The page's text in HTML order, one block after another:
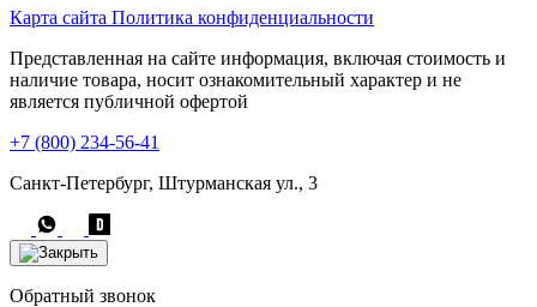
Карта сайта Политика конфиденциальности
Представленная на сайте информация, включая стоимость и
наличие товара, носит ознакомительный характер и не
является публичной офертой
+7 (800) 234-56-41
Санкт-Петербург, Штурманская ул., 3
Обратный звонок